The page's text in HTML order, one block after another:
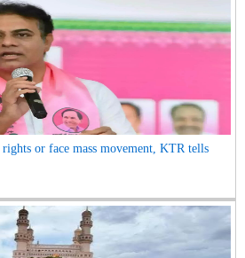
rights or face mass movement, KTR tells